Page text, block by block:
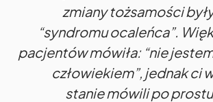
zmiany tożsamości
“syndromu ocaleńca”.
pacjentów mówiła: “nie
człowiekiem”, jednak ci
stanie mówili po